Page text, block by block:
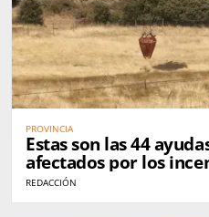
PROVINCIA
Estas son las 44
afectados por los
REDACCIÓN